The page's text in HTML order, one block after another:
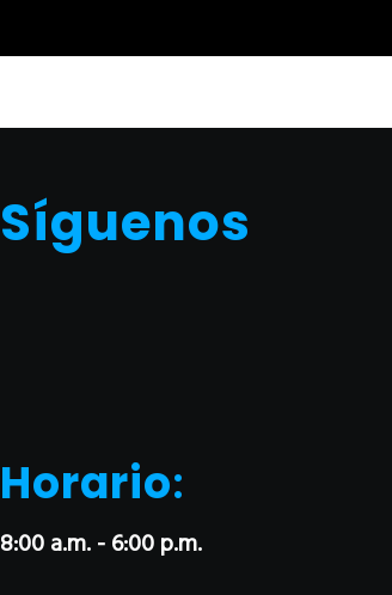
Síguenos
Horario:
8:00 a.m. - 6:00 p.m.